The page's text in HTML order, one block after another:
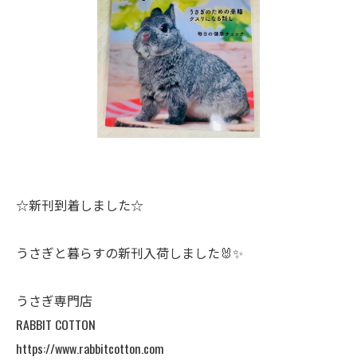
☆新刊到着しました☆
うさぎと暮らすの新刊入荷しました🐰✨
うさぎ専門店
RABBIT COTTON
https://www.rabbitcotton.com